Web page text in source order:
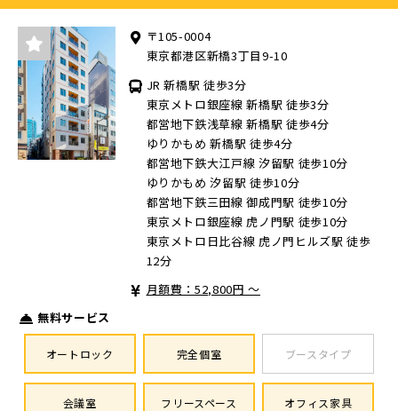
〒105-0004
東京都港区新橋3丁目9-10
JR 新橋駅 徒歩3分
東京メトロ銀座線 新橋駅 徒歩3分
都営地下鉄浅草線 新橋駅 徒歩4分
ゆりかもめ 新橋駅 徒歩4分
都営地下鉄大江戸線 汐留駅 徒歩10分
ゆりかもめ 汐留駅 徒歩10分
都営地下鉄三田線 御成門駅 徒歩10分
東京メトロ銀座線 虎ノ門駅 徒歩10分
東京メトロ日比谷線 虎ノ門ヒルズ駅 徒歩
12分
月額費：52,800円 ～
無料サービス
オートロック 完全個室 ブースタイプ
会議室 フリースペース オフィス家具